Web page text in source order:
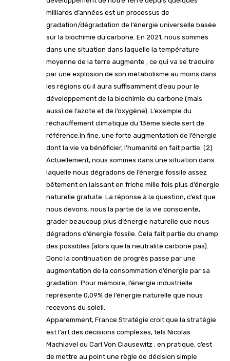
milliards d’années est un processus de
gradation/dégradation de l’énergie universelle basée
sur la biochimie du carbone. En 2021, nous sommes
dans une situation dans laquelle la température
moyenne de la terre augmente ; ce qui va se traduire
par une explosion de son métabolisme au moins dans
les régions où il aura suffisamment d’eau pour le
développement de la biochimie du carbone (mais
aussi de l’azote et de l’oxygène). L’exemple du
réchauffement climatique du 13ème siècle sert de
référence.In fine, une forte augmentation de l’énergie
dont la vie va bénéficier, l’humanité en fait partie. (2)
Actuellement, nous sommes dans une situation dans
laquelle nous dégradons de l’énergie fossile assez
bêtement en laissant en friche mille fois plus d’énergie
naturelle gratuite. La réponse à la question, c’est que
nous devons, nous la partie de la vie consciente,
grader beaucoup plus d’énergie naturelle que nous
dégradons d’énergie fossile. Cela fait partie du champ
des possibles (alors que la neutralité carbone pas).
Donc la continuation de progrès passe par une
augmentation de la consommation d’énergie par sa
gradation. Pour mémoire, l’énergie industrielle
représente 0,09% de l’énergie naturelle que nous
recevons du soleil.
Apparemment, France Stratégie croit que la stratégie
est l’art des décisions complexes, tels Nicolas
Machiavel ou Carl Von Clausewitz ; en pratique, c’est
de mettre au point une règle de décision simple